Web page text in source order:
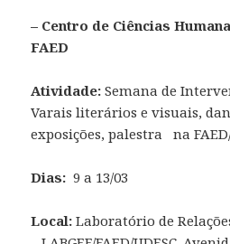
– Centro de Ciências
FAED
Atividade:Semana de
Varais literários e visuais,
exposições, palestra na FAED/
Dias: 9 a 13/03
Local: Laboratório de